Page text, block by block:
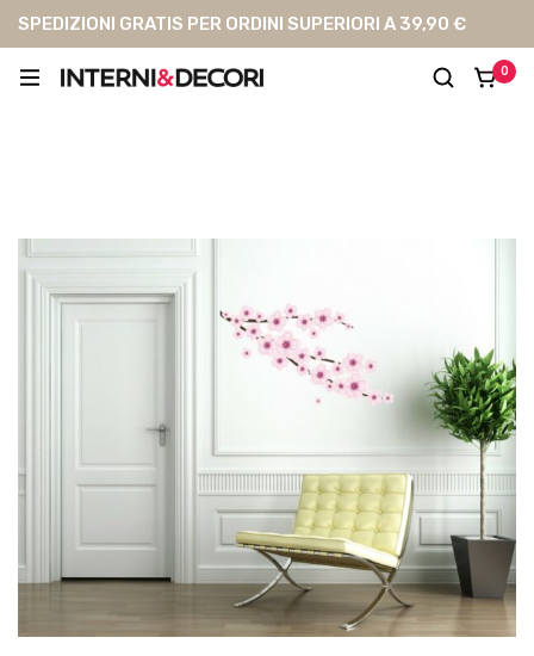
SPEDIZIONI GRATIS PER ORDINI SUPERIORI A 39,90 €
0